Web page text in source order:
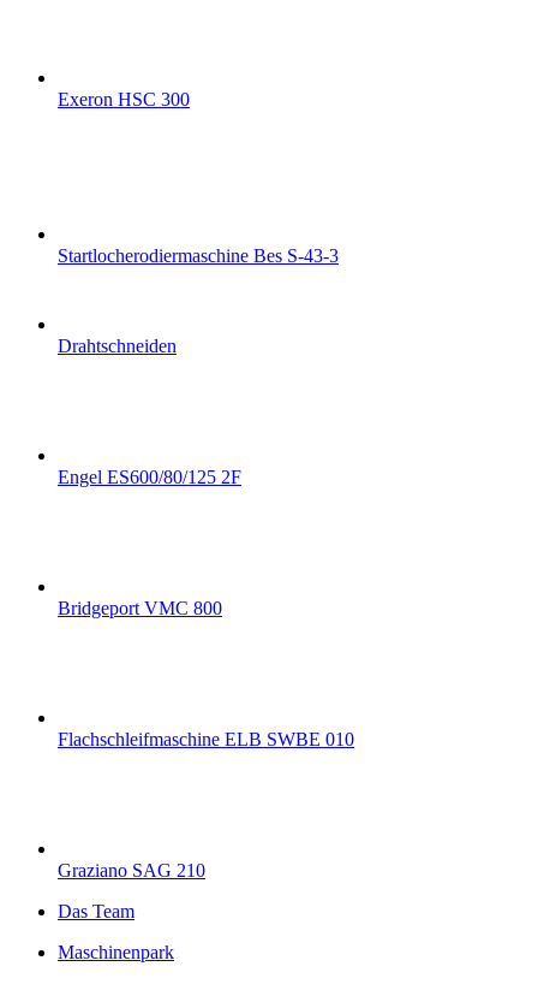
Exeron HSC 300
Startlocherodiermaschine Bes S-43-3
Drahtschneiden
Engel ES600/80/125 2F
Bridgeport VMC 800
Flachschleifmaschine ELB SWBE 010
Graziano SAG 210
Das Team
Maschinenpark